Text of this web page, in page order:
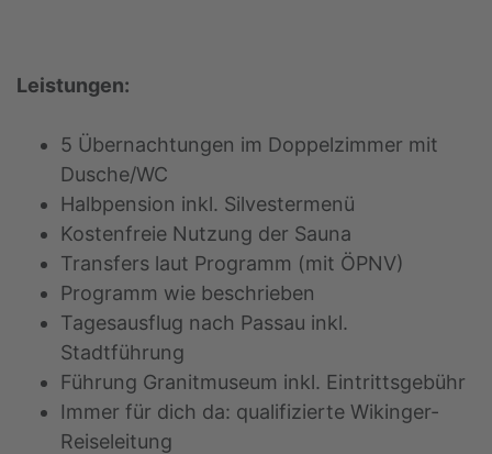
Leistungen:
5 Übernachtungen im Doppelzimmer mit
Dusche/WC
Halbpension inkl. Silvestermenü
Kostenfreie Nutzung der Sauna
Transfers laut Programm (mit ÖPNV)
Programm wie beschrieben
Tagesausflug nach Passau inkl.
Stadtführung
Führung Granitmuseum inkl. Eintrittsgebühr
Immer für dich da: qualifizierte Wikinger-
Reiseleitung